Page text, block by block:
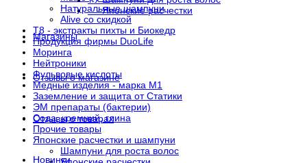
- Японские расчестки
Магазины
Отзывы о магазине
Отзывы о товарах
Новинки
Натуральные шампуни
Alive со скидкой
Т8 - экстракты пихты и Биокедр
Продукция фирмы DuoLife
Моринга
Нейтроники
Фульвовые кислоты
Медные изделия - марка М1
Заземление и защита от Статики
ЭМ препараты (бактерии)
Сода, кремний, глина
Прочие товары
Японские расчестки и шампуни
Шампуни для роста волос